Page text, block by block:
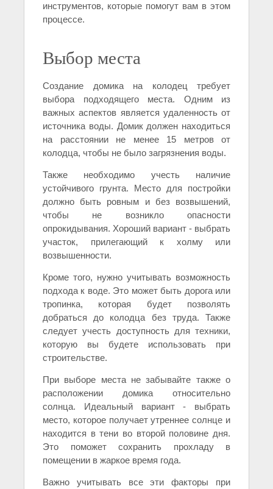
инструментов, которые помогут вам в этом
процессе.
Выбор места
Создание домика на колодец требует
выбора подходящего места. Одним из
важных аспектов является удаленность от
источника воды. Домик должен находиться
на расстоянии не менее 15 метров от
колодца, чтобы не было загрязнения воды.
Также необходимо учесть наличие
устойчивого грунта. Место для постройки
должно быть ровным и без возвышений,
чтобы не возникло опасности
опрокидывания. Хороший вариант - выбрать
участок, прилегающий к холму или
возвышенности.
Кроме того, нужно учитывать возможность
подхода к воде. Это может быть дорога или
тропинка, которая будет позволять
добраться до колодца без труда. Также
следует учесть доступность для техники,
которую вы будете использовать при
строительстве.
При выборе места не забывайте также о
расположении домика относительно
солнца. Идеальный вариант - выбрать
место, которое получает утреннее солнце и
находится в тени во второй половине дня.
Это поможет сохранить прохладу в
помещении в жаркое время года.
Важно учитывать все эти факторы при